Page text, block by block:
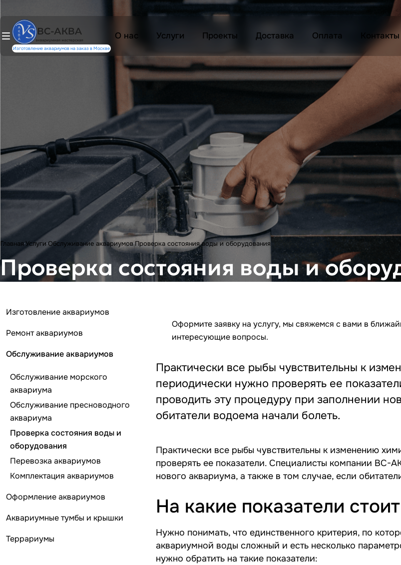
Изготовление аквариумов на заказ в Москве
О нас Услуги Проекты Доставка Оплата Контакты
Главная Услуги Обслуживание аквариумовПроверка состояния воды и оборудования
Проверка состояния воды и
Оформите заявку на услугу, мы свяжемся с вами в
интересующие вопросы.
Практически все рыбы чувствительны к
периодически нужно проверять ее
проводить эту процедуру при заполнении
обитатели водоема начали болеть.
Практически все рыбы чувствительны к изменению
проверять ее показатели. Специалисты компании ВС-
нового аквариума, а также в том случае, если
На какие показатели
Нужно понимать, что единственного критерия, по
аквариумной воды сложный и есть несколько
нужно обратить на такие показатели:
Изготовление аквариумов
Ремонт аквариумов
Обслуживание аквариумов
Обслуживание морского
аквариума
Обслуживание пресноводного
аквариума
Проверка состояния воды и
оборудования
Перевозка аквариумов
Комплектация аквариумов
Оформление аквариумов
Аквариумные тумбы и крышки
Террариумы